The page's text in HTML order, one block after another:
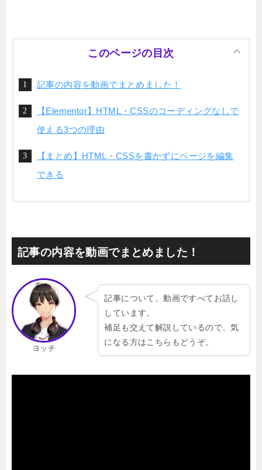
このページの目次
記事の内容を動画でまとめました！
【Elementor】HTML・CSSのコーディングなしで
使える3つの理由
【まとめ】HTML・CSSを書かずにページを編集
できる
記事の内容を動画でまとめました！
ヨッチ
記事について、動画ですべてお話し
しています。
補足も交えて解説しているので、気
になる方はこちらもどうぞ。